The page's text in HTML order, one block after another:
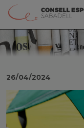
26/04/2024